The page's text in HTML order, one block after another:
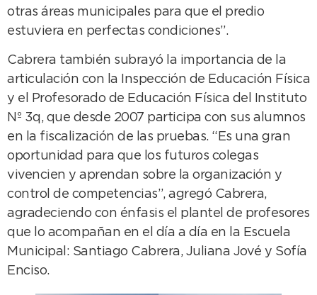
otras áreas municipales para que el predio
estuviera en perfectas condiciones”.
Cabrera también subrayó la importancia de la
articulación con la Inspección de Educación Física
y el Profesorado de Educación Física del Instituto
Nº 3q, que desde 2007 participa con sus alumnos
en la fiscalización de las pruebas. “Es una gran
oportunidad para que los futuros colegas
vivencien y aprendan sobre la organización y
control de competencias”, agregó Cabrera,
agradeciendo con énfasis el plantel de profesores
que lo acompañan en el día a día en la Escuela
Municipal: Santiago Cabrera, Juliana Jové y Sofía
Enciso.